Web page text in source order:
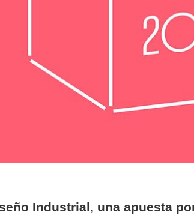
Industrial, una apuesta